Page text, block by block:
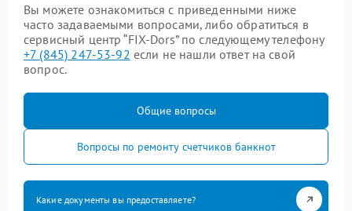
Вы можете ознакомиться с приведенными ниже
часто задаваемыми вопросами, либо обратиться в
сервисный центр “FIX-Dors” по следующему телефону
+7 (845) 247-53-92 если не нашли ответ на свой
вопрос.
Общие вопросы
Вопросы по ремонту счетчиков банкнот
Какие документы вы предоставляете?